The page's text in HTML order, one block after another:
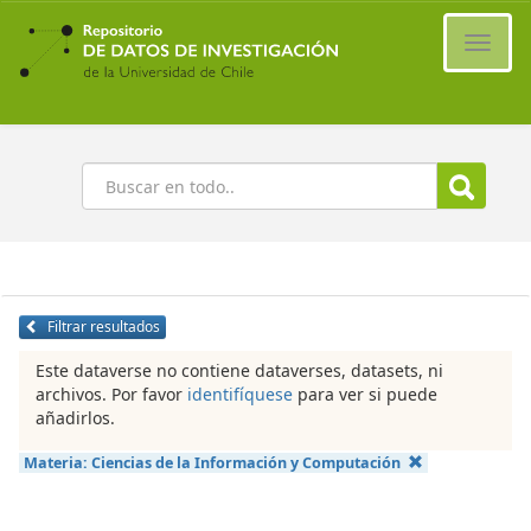
Ir
contenido
principal
Buscar
Filtrar resultados
Este dataverse no contiene dataverses, datasets, ni
archivos. Por favor identifíquese para ver si puede
añadirlos.
Materia: Ciencias de la Información y Computación